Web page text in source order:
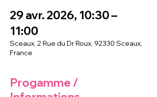
29 avr. 2026, 10:30 –
11:00
Sceaux, 2 Rue du Dr Roux, 92330 Sceaux,
France
Progamme /